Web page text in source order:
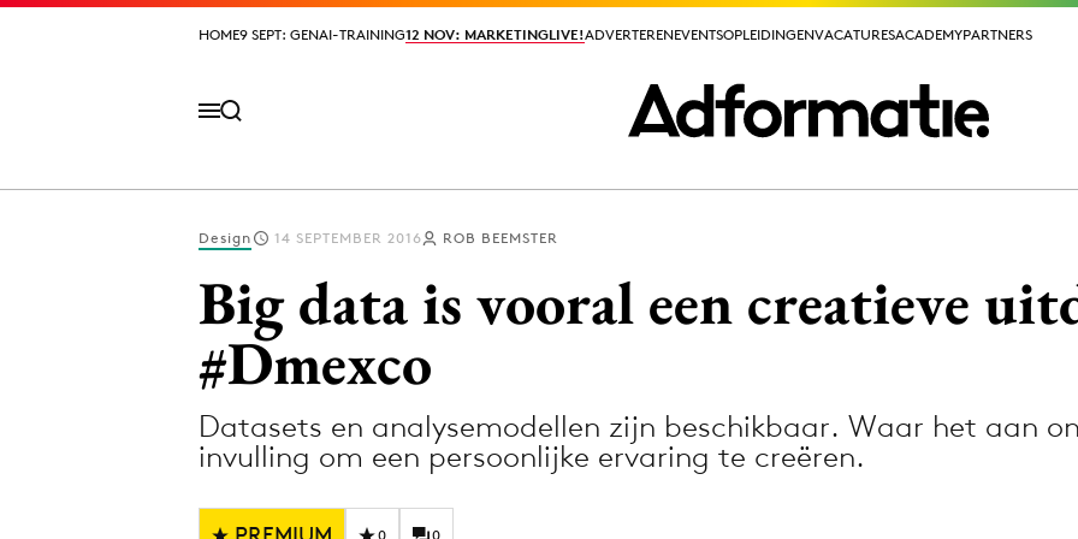
HOME9 SEPT: GENAI-TRAINING12 NOV: MARKETINGLIVE!ADVERTERENEVENTSOPLEIDINGENVACATURESACADEMYPARTNERS
HOME9 SEPT: GENAI-TRAINING12 NOV: MARKETINGLIVE!ADVERTERENEVENTSOPLEIDINGENVACATURESACADEMYPARTNERS
Design
Digital transformation
Diversiteit
Media
Merkstrategie
Design 14 SEPTEMBER 2016 ROB BEEMSTER
Big data is vooral een creatieve
#Dmexco
Datasets en analysemodellen zijn beschikbaar. Waar het aan
invulling om een persoonlijke ervaring te creëren.
0 0